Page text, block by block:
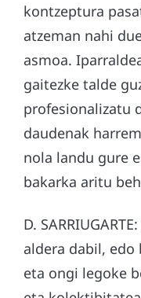
kontzeptura
atzeman nahi
asmoa.
gaitezke talde
profesionalizatu
daudenak
nola landu gure
bakarka aritu
D.
aldera dabil, edo
eta ongi legoke